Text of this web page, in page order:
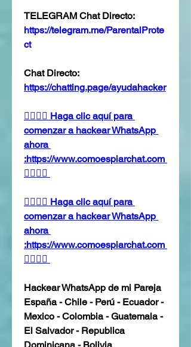
TELEGRAM Chat Directo:
https://telegram.me/ParentalProte
ct
Chat Directo:
https://chatting.page/ayudahacker
👉🏻👉🏻 Haga clic aquí para
comenzar a hackear WhatsApp
ahora
:https://www.comoespiarchat.com
👈🏻👈🏻
👉🏻👉🏻 Haga clic aquí para
comenzar a hackear WhatsApp
ahora
:https://www.comoespiarchat.com
👈🏻👈🏻
Hackear WhatsApp de mi Pareja
España - Chile - Perú - Ecuador -
Mexico - Colombia - Guatemala -
El Salvador - Republica